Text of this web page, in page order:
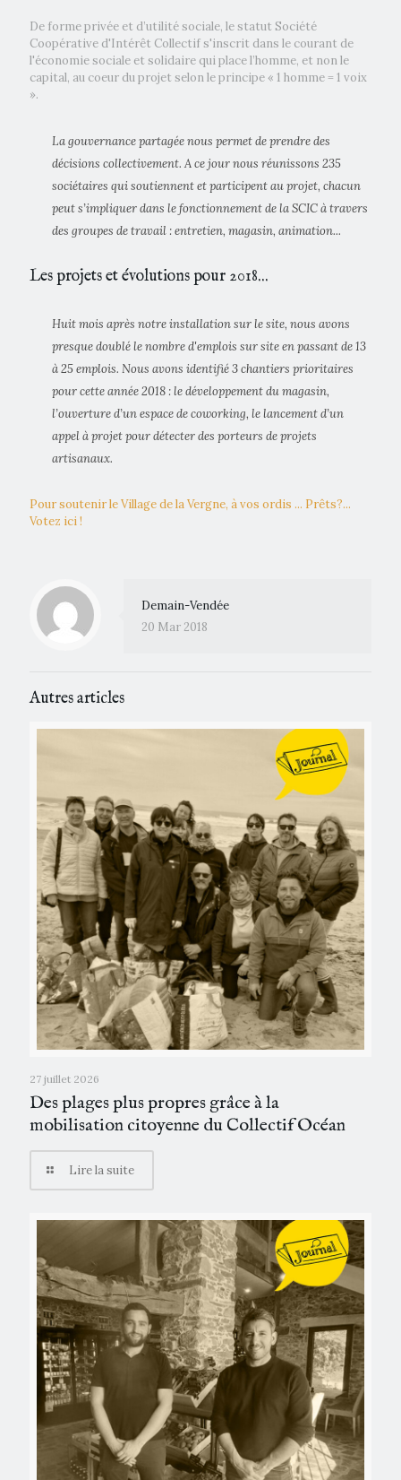
De forme privée et d’utilité sociale, le statut Société
Coopérative d'Intérêt Collectif s'inscrit dans le courant de
l'économie sociale et solidaire qui place l’homme, et non le
capital, au coeur du projet selon le principe « 1 homme = 1 voix
».
La gouvernance partagée nous permet de prendre des
décisions collectivement. A ce jour nous réunissons 235
sociétaires qui soutiennent et participent au projet, chacun
peut s’impliquer dans le fonctionnement de la SCIC à travers
des groupes de travail : entretien, magasin, animation...
Les projets et évolutions pour 2018...
Huit mois après notre installation sur le site, nous avons
presque doublé le nombre d'emplois sur site en passant de 13
à 25 emplois. Nous avons identifié 3 chantiers prioritaires
pour cette année 2018 : le développement du magasin,
l’ouverture d’un espace de coworking, le lancement d’un
appel à projet pour détecter des porteurs de projets
artisanaux.
Pour soutenir le Village de la Vergne, à vos ordis ... Prêts?...
Votez ici !
Demain-Vendée
20 Mar 2018
Autres articles
27 juillet 2026
Des plages plus propres grâce à la
mobilisation citoyenne du Collectif Océan
Lire la suite